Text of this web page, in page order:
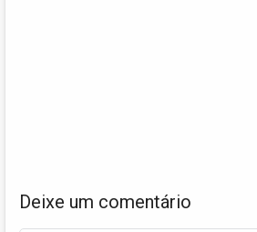
Deixe um comentário